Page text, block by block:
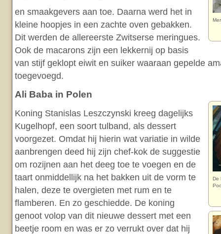
en smaakgevers aan toe. Daarna werd het in
kleine hoopjes in een zachte oven gebakken.
Dit werden de allereerste Zwitserse meringues.
Ook de macarons zijn een lekkernij op basis
van stijf geklopt eiwit en suiker waaraan gepelde
toegevoegd.
Ali Baba in Polen
De
Koning Stanislas Leszczynski kreeg dagelijks
Kugelhopf, een soort tulband, als dessert
voorgezet. Omdat hij hierin wat variatie in wilde
aanbrengen deed hij zijn chef-kok de suggestie
om rozijnen aan het deeg toe te voegen en de
taart onmiddellijk na het bakken uit de vorm te
halen, deze te overgieten met rum en te
flamberen. En zo geschiedde. De koning
genoot volop van dit nieuwe dessert met een
beetje room en was er zo verrukt over dat hij